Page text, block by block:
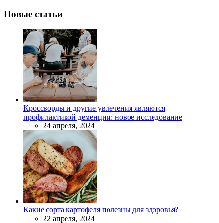
Новые статьи
Кроссворды и другие увлечения являются
профилактикой деменции: новое исследование
24 апреля, 2024
Какие сорта картофеля полезны для здоровья?
22 апреля, 2024